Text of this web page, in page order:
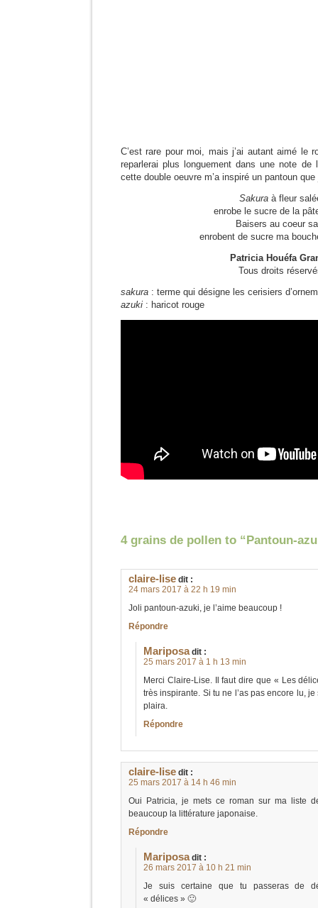
C’est rare pour moi, mais j’ai autant aimé le
reparlerai plus longuement dans une note de
cette double oeuvre m’a inspiré un pantoun
Sakura à fleur
enrobe le sucre de la
Baisers au coeur
enrobent de sucre ma
Patricia Houéfa
Tous droits
sakura : terme qui désigne les cerisiers
azuki : haricot rouge
4 grains de pollen to “Pantoun-
claire-lise dit :
24 mars 2017 à 22 h 19 min
Joli pantoun-azuki, je l’aime beaucoup !
Répondre
Mariposa dit :
25 mars 2017 à 1 h 13 min
Merci Claire-Lise. Il faut dire que « Les
très inspirante. Si tu ne l’as pas encore lu,
plaira.
Répondre
claire-lise dit :
25 mars 2017 à 14 h 46 min
Oui Patricia, je mets ce roman sur ma liste
beaucoup la littérature japonaise.
Répondre
Mariposa dit :
26 mars 2017 à 10 h 21 min
Je suis certaine que tu passeras de
« délices » 🙂